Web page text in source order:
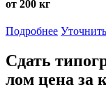
от 200 кг
Подробнее
Сдать
лом цена за